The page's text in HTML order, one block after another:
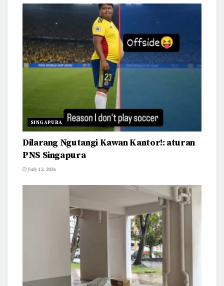
SINGAPURA
Dilarang Ngutangi Kawan Kantor!: aturan
PNS Singapura
July 12, 2026